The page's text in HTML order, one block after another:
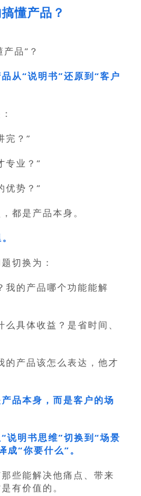
懂产品？
品”？
从“说明书”还原到“客户
完？”
专业？”
优势？”
都是产品本身。
切换为：
我的产品哪个功能能解
具体收益？是省时间、
的产品该怎么表达，他才
品本身，而是客户的场
说明书思维”切换到“场景
成“你要什么”。
些能解决他痛点、带来
有价值的。